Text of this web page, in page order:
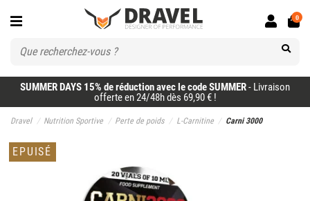
SUMMER DAYS 15% de réduction avec le code SUMMER- Livraison
offerte en 24/48h dès 69,90 € !
0
Dravel Nutrition Sportive Perte de poids L-Carnitine Carni 3000
EPUISÉ